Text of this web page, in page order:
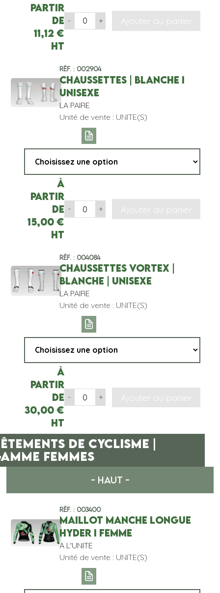
partir
de
11,12 €
HT
- + Ajouter au panier
Réf. : 002904
CHAUSSETTES | BLANCHE I
UNISEXE
LA PAIRE
Unité de vente : UNITE(S)
À
partir
de
15,00 €
HT
- + Ajouter au panier
Réf. : 004084
CHAUSSETTES VORTEX |
BLANCHE | UNISEXE
LA PAIRE
Unité de vente : UNITE(S)
À
partir
de
30,00 €
HT
- + Ajouter au panier
DE CYCLISME |
FEMMES
- HAUT -
Réf. : 003400
MAILLOT MANCHE LONGUE
HYDER I FEMME
A L'UNITE
Unité de vente : UNITE(S)